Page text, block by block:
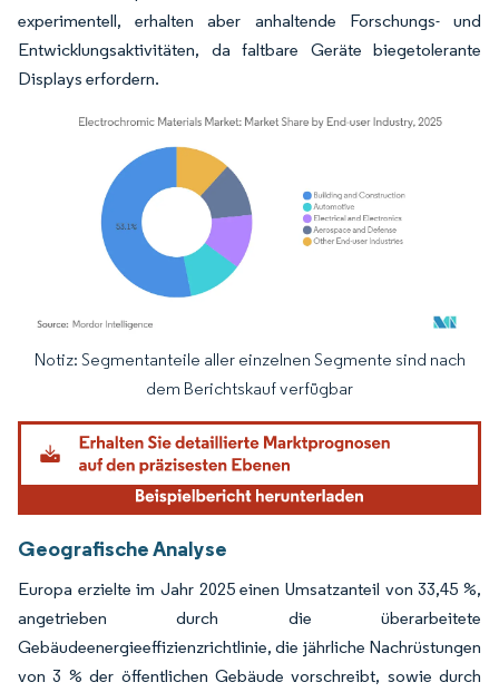
experimentell, erhalten aber anhaltende Forschungs- und
Entwicklungsaktivitäten, da faltbare Geräte biegetolerante
Displays erfordern.
Bild © Mordor Intelligence. Wiederverwendung erfordert Namensnennung
Notiz: Segmentanteile aller einzelnen Segmente sind nach
dem Berichtskauf verfügbar
Geografische Analyse
Europa erzielte im Jahr 2025 einen Umsatzanteil von 33,45 %,
angetrieben durch die überarbeitete
Gebäudeenergieeffizienzrichtlinie, die jährliche Nachrüstungen
von 3 % der öffentlichen Gebäude vorschreibt, sowie durch